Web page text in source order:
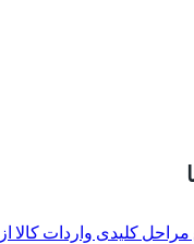
مراحل کلیدی واردات کالا